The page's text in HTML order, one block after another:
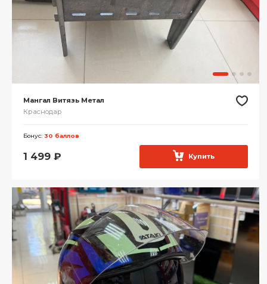
Мангал Витязь Метал
Краснодар
Бонус: 30 баллов
1 499 ₽ Купить